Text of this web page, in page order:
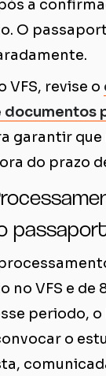
a
O
VFS, revise o
garantir que
do prazo
no VFS e de
periodo,
o